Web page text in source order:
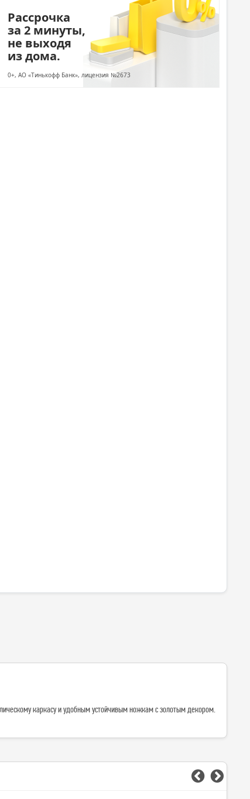
Рассрочка
за 2 минуты,
не выходя
из дома.
0+, АО «Тинькофф Банк», лицензия №2673
каркасу и удобным устойчивым ножкам с золотым декором.